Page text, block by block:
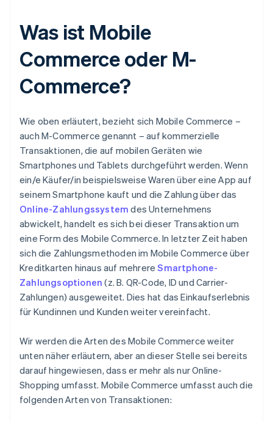
Was ist Mobile
Commerce oder M-
Commerce?
Wie oben erläutert, bezieht sich Mobile Commerce –
auch M-Commerce genannt – auf kommerzielle
Transaktionen, die auf mobilen Geräten wie
Smartphones und Tablets durchgeführt werden. Wenn
ein/e Käufer/in beispielsweise Waren über eine App auf
seinem Smartphone kauft und die Zahlung über das
Online-Zahlungssystem des Unternehmens
abwickelt, handelt es sich bei dieser Transaktion um
eine Form des Mobile Commerce. In letzter Zeit haben
sich die Zahlungsmethoden im Mobile Commerce über
Kreditkarten hinaus auf mehrereSmartphone-
Zahlungsoptionen (z. B. QR-Code, ID und Carrier-
Zahlungen) ausgeweitet. Dies hat das Einkaufserlebnis
für Kundinnen und Kunden weiter vereinfacht.
Wir werden die Arten des Mobile Commerce weiter
unten näher erläutern, aber an dieser Stelle sei bereits
darauf hingewiesen, dass er mehr als nur Online-
Shopping umfasst. Mobile Commerce umfasst auch die
folgenden Arten von Transaktionen: